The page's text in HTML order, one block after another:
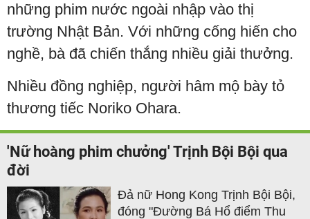
những phim nước ngoài nhập vào thị
trường Nhật Bản. Với những cống hiến cho
nghề, bà đã chiến thắng nhiều giải thưởng.
Nhiều đồng nghiệp, người hâm mộ bày tỏ
thương tiếc Noriko Ohara.
'Nữ hoàng phim chưởng' Trịnh Bội Bội qua
đời
Đả nữ Hong Kong Trịnh Bội Bội,
đóng "Đường Bá Hổ điểm Thu